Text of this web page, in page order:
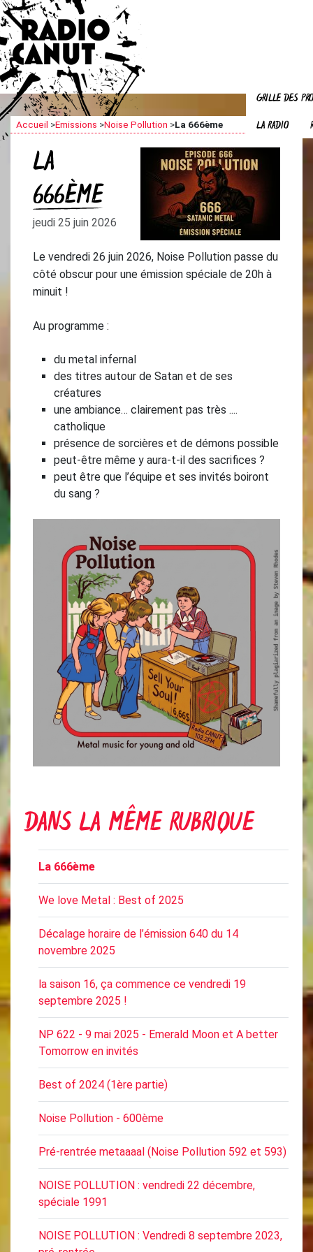
GRILLE DES
LA RADIO
Accueil >Emissions >Noise Pollution >La 666ème
LA
666ÈME
jeudi 25 juin 2026
Le vendredi 26 juin 2026, Noise Pollution passe du
côté obscur pour une émission spéciale de 20h à
minuit !
Au programme :
du metal infernal
des titres autour de Satan et de ses
créatures
une ambiance… clairement pas très ....
catholique
présence de sorcières et de démons possible
peut-être même y aura-t-il des sacrifices ?
peut être que l’équipe et ses invités boiront
du sang ?
DANS LA MÊME RUBRIQUE
La 666ème
We love Metal : Best of 2025
Décalage horaire de l’émission 640 du 14
novembre 2025
la saison 16, ça commence ce vendredi 19
septembre 2025 !
NP 622 - 9 mai 2025 - Emerald Moon et A better
Tomorrow en invités
Best of 2024 (1ère partie)
Noise Pollution - 600ème
Pré-rentrée metaaaal (Noise Pollution 592 et 593)
NOISE POLLUTION : vendredi 22 décembre,
spéciale 1991
NOISE POLLUTION : Vendredi 8 septembre 2023,